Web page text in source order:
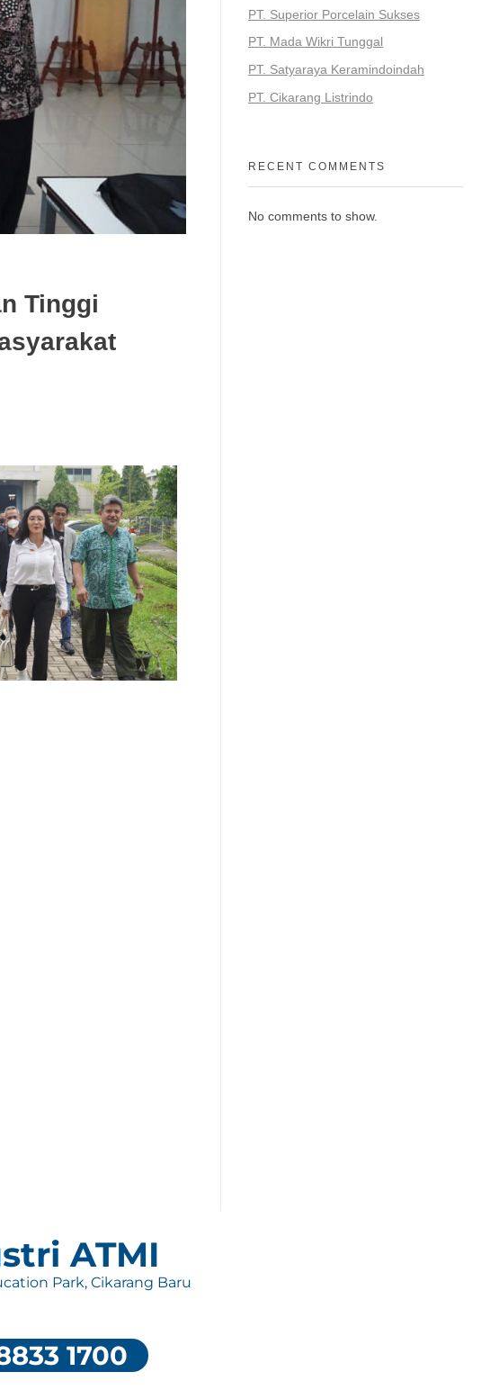
Tinggi
PT. Superior Porcelain Sukses
PT. Mada Wikri Tunggal
PT. Satyaraya Keramindoindah
PT. Cikarang Listrindo
RECENT COMMENTS
No comments to show.
ATMI
Park, Cikarang Baru
1700